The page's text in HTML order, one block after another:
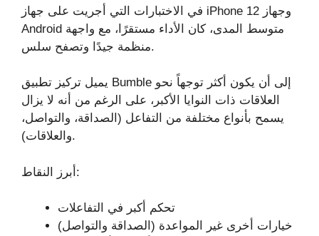
في الاختبارات التي أجريت على جهاز iPhone 12 وجهاز
Android متوسط المدى، كان الأداء مستقرًا، مع واجهة
منظمة جيدًا وتصفح سلس.
يميل تركيز تطبيق Bumble إلى أن يكون أكثر توجهاً نحو
العلاقات ذات النوايا الأكبر، على الرغم من أنه لا يزال
يسمح بأنواع مختلفة من التفاعل (الصداقة، والتواصل،
والعلاقات).
أبرز النقاط:
تحكم أكبر في التفاعلات
خيارات أخرى غير المواعدة (الصداقة والتواصل)